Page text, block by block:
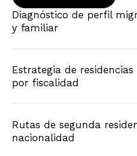
Diagnóstico de perfil
y familiar
Estrategia de
por fiscalidad
Rutas de segunda
nacionalidad